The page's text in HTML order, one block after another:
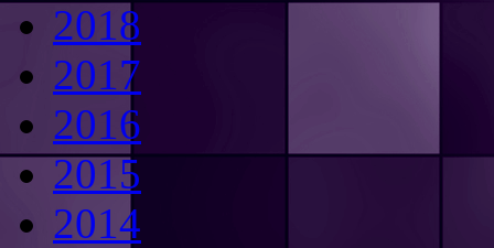
2018
2017
2016
2015
2014